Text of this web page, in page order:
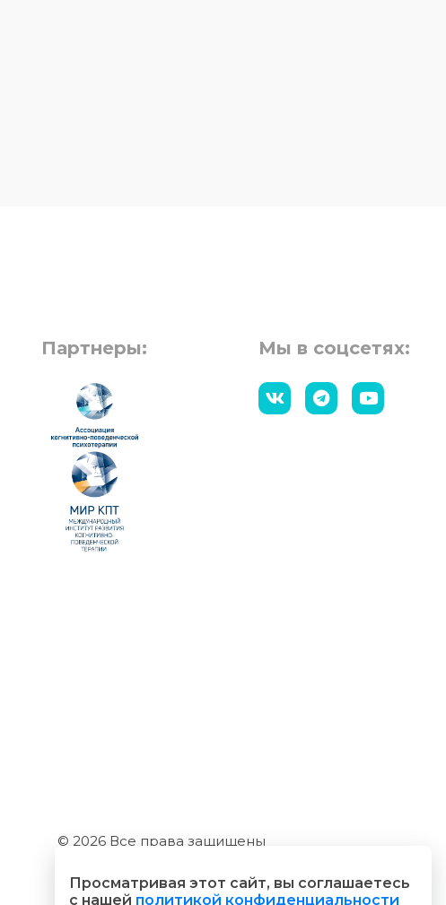
Партнеры: Мы в соцсетях:
© 2026 Все права защищены
Просматривая этот сайт, вы соглашаетесь
с нашей политикой конфиденциальности